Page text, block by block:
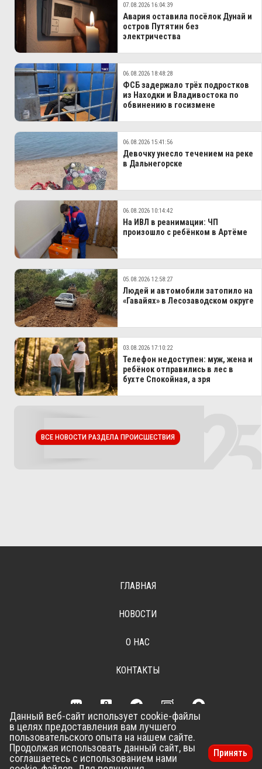
07.08.2026 16:04:39
Авария оставила посёлок Дунай и
остров Путятин без
электричества
06.08.2026 18:48:28
ФСБ задержало трёх подростков
из Находки и Владивостока по
обвинению в госизмене
06.08.2026 15:41:56
Девочку унесло течением на реке
в Дальнегорске
06.08.2026 10:14:42
На ИВЛ в реанимации: ЧП
произошло с ребёнком в Артёме
05.08.2026 12:58:27
Людей и автомобили затопило на
«Гавайях» в Лесозаводском округе
03.08.2026 17:10:22
Телефон недоступен: муж, жена и
ребёнок отправились в лес в
бухте Спокойная, а зря
ВСЕ НОВОСТИ РАЗДЕЛА ПРОИСШЕСТВИЯ
ГЛАВНАЯ
НОВОСТИ
О НАС
КОНТАКТЫ
Разработка сайта –Vladweb
Данный веб-сайт использует cookie-файлы
в целях предоставления вам лучшего
пользовательского опыта на нашем сайте.
Продолжая использовать данный сайт, вы
соглашаетесь с использованием нами
Принять